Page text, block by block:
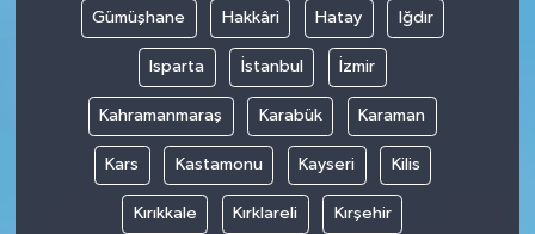
Gümüşhane Hakkâri Hatay Iğdır
Isparta İstanbul İzmir
Kahramanmaraş Karabük Karaman
Kars Kastamonu Kayseri Kilis
Kırıkkale Kırklareli Kırşehir